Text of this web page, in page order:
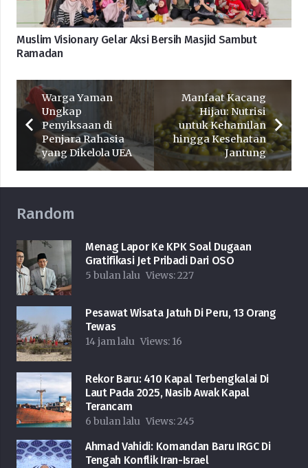
Muslim Visionary Gelar Aksi Bersih Masjid Sambut
Ramadan
Warga Yaman
Ungkap
Penyiksaan di
Penjara Rahasia
yang Dikelola UEA
Manfaat Kacang
Hijau: Nutrisi
untuk Kehamilan
hingga Kesehatan
Jantung
Random
Menag Lapor Ke KPK Soal Dugaan
Gratifikasi Jet Pribadi Dari OSO
5 bulan lalu Views:227
Pesawat Wisata Jatuh Di Peru, 13 Orang
Tewas
14 jam lalu Views: 16
Rekor Baru: 410 Kapal Terbengkalai Di
Laut Pada 2025, Nasib Awak Kapal
Terancam
6 bulan lalu Views:245
Ahmad Vahidi: Komandan Baru IRGC Di
Tengah Konflik Iran-Israel